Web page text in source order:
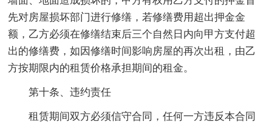
先对房屋损坏部门进行修缮，若修缮费用超出押金金
额，乙方必须在修缮结束后三个自然日内向甲方支付超
出的修缮费，如因修缮时间影响房屋的再次出租，由乙
方按期限内的租赁价格承担期间的租金。
第十条、违约责任
租赁期间双方必须信守合同，任何一方违反本合同